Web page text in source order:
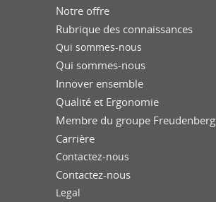
Notre offre
Rubrique des connaissances
Qui sommes-nous
Qui sommes-nous
Innover ensemble
Qualité et Ergonomie
Membre du groupe Freudenberg
Carrière
Contactez-nous
Contactez-nous
Legal